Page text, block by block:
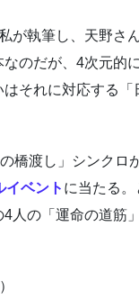
が執筆し、天野さ
のだが、4次元的
それに対応する
橋渡し」シンクロ
イベント に当たる
人の「運命の道筋